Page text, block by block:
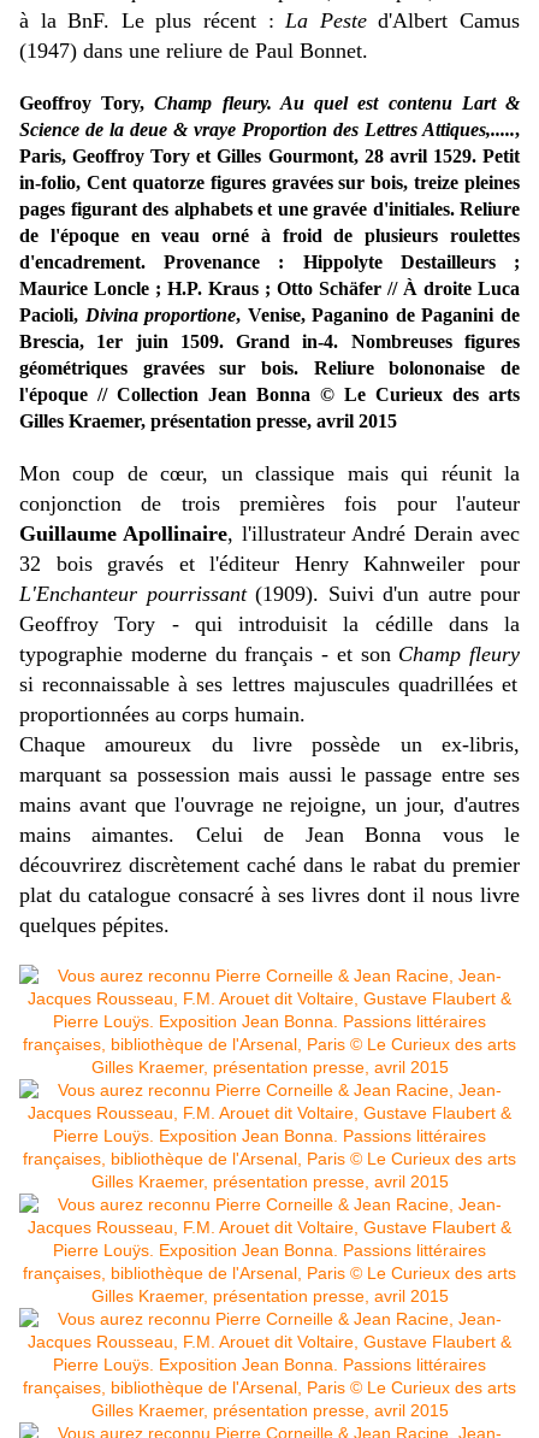
à la BnF. Le plus récent :La Pested'Albert Camus
(1947) dans une reliure de Paul Bonnet.
Geoffroy Tory,Champ fleury. Au quel est contenu Lart &
Science de la deue & vraye Proportion des Lettres Attiques,.....,
Paris, Geoffroy Tory et Gilles Gourmont, 28 avril 1529. Petit
in-folio, Cent quatorze figures gravées sur bois, treize pleines
pages figurant des alphabets et une gravée d'initiales. Reliure
de l'époque en veau orné à froid de plusieurs roulettes
d'encadrement. Provenance : Hippolyte Destailleurs ;
Maurice Loncle ; H.P. Kraus ; Otto Schäfer // À droite Luca
Pacioli, Divina proportione, Venise, Paganino de Paganini de
Brescia, 1er juin 1509. Grand in-4. Nombreuses figures
géométriques gravées sur bois. Reliure bolononaise de
l'époque // Collection Jean Bonna © Le Curieux des arts
Gilles Kraemer, présentation presse, avril 2015
Mon coup de cœur, un classique mais qui réunit la
conjonction de trois premières fois pour l'auteur
Guillaume Apollinaire, l'illustrateur André Derain avec
32 bois gravés et l'éditeur Henry Kahnweiler pour
L'Enchanteur pourrissant(1909). Suivi d'un autre pour
Geoffroy Tory - qui introduisit la cédille dans la
typographie moderne du français - et son Champ fleury
si reconnaissable à ses lettres majuscules quadrillées et
proportionnées au corps humain.
Chaque amoureux du livre possède un ex-libris,
marquant sa possession mais aussi le passage entre ses
mains avant que l'ouvrage ne rejoigne, un jour, d'autres
mains aimantes. Celui de Jean Bonna vous le
découvrirez discrètement caché dans le rabat du premier
plat du catalogue consacré à ses livres dont il nous livre
quelques pépites.